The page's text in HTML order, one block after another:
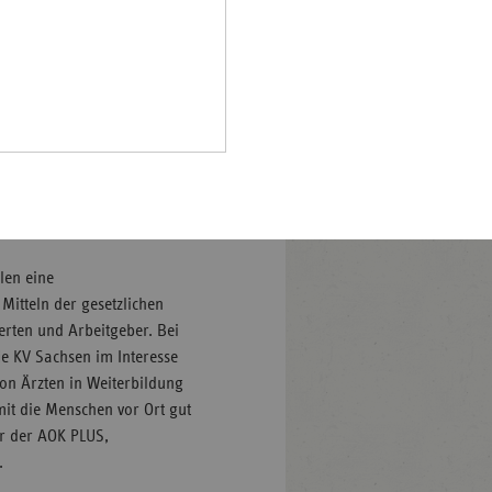
Versorgung
wir es allerdings für
2.000
eine
der gesetzlichen
und Arbeitgeber. Bei
KV Sachsen im Interesse
Ärzten in Weiterbildung
die Menschen vor Ort gut
AOK PLUS,